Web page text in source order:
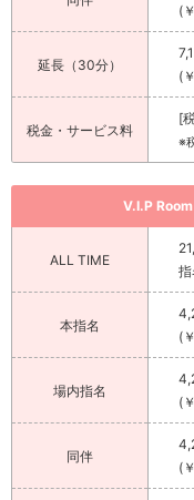
(
延長（30分）
(
税金・サービス料
[
※
V.I.P
ALL TIME
本指名
(
場内指名
(
同伴
(